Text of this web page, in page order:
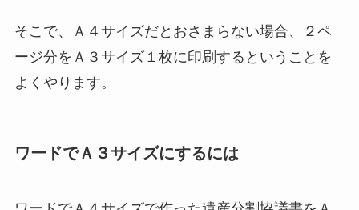
そこで、Ａ４サイズだとおさまらない場合、２ペ
ージ分をＡ３サイズ１枚に印刷するということを
よくやります。
ワードでＡ３サイズにするには